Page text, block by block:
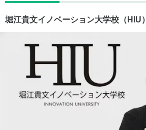
堀江貴文イノベーション大学校（HIU）